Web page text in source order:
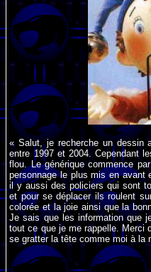
« Salut, je recherche un dessin
entre 1997 et 2004. Cependant
flou. Le générique commence
personnage le plus mis en avant
il y aussi des policiers qui sont
et pour se déplacer ils roulent
colorée et la joie ainsi que la
Je sais que les information que
tout ce que je me rappelle. Merci
se gratter la tête comme moi à la